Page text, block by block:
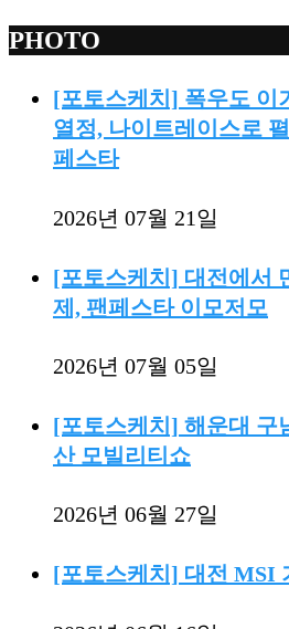
PHOTO
[포토스케치] 폭우도 이
열정, 나이트레이스로
페스타
2026년 07월 21일
[포토스케치] 대전에서
제, 팬페스타 이모저모
2026년 07월 05일
[포토스케치] 해운대 구
산 모빌리티쇼
2026년 06월 27일
[포토스케치] 대전 MSI